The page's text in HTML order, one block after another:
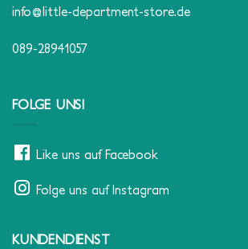
info@little-department-store.de
089-28941057
FOLGE UNS!
Like uns auf Facebook
Folge uns auf Instagram
KUNDENDIENST